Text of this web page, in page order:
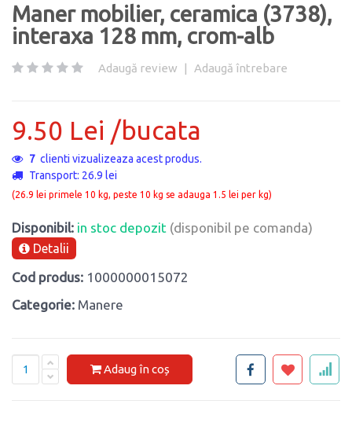
Maner mobilier, ceramica (3738),
interaxa 128 mm, crom-alb
Adaugă review | Adaugă întrebare
9.50 Lei /bucata
7 clienti vizualizeaza acest produs.
Transport: 26.9 lei
(26.9 lei primele 10 kg, peste 10 kg se adauga 1.5 lei per kg)
Disponibil: in stoc depozit (disponibil pe comanda)
Detalii
Cod produs: 1000000015072
Categorie: Manere
Adaug în coș